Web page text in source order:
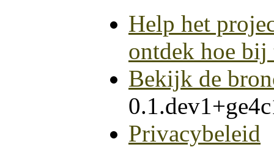
Help het
ontdek hoe bij
Bekijk de
Privacybeleid